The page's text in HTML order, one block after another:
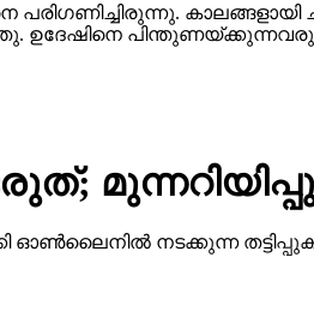
ഉദേഷിനെ പിന്തുണയ്ക്കുന്നവരും
നടക്കുന്ന